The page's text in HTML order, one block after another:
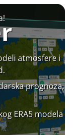
atmosfere i
prognoza,
ERA5 modela